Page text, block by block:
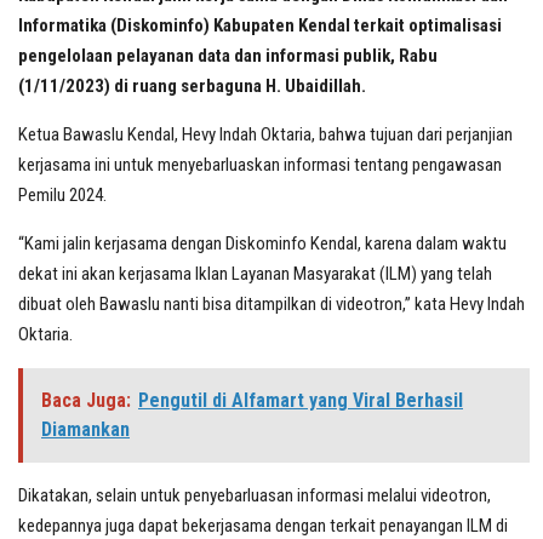
Informatika (Diskominfo) Kabupaten Kendal terkait optimalisasi
pengelolaan pelayanan data dan informasi publik, Rabu
(1/11/2023) di ruang serbaguna H. Ubaidillah.
Ketua Bawaslu Kendal, Hevy Indah Oktaria, bahwa tujuan dari perjanjian
kerjasama ini untuk menyebarluaskan informasi tentang pengawasan
Pemilu 2024.
“Kami jalin kerjasama dengan Diskominfo Kendal, karena dalam waktu
dekat ini akan kerjasama Iklan Layanan Masyarakat (ILM) yang telah
dibuat oleh Bawaslu nanti bisa ditampilkan di videotron,” kata Hevy Indah
Oktaria.
Baca Juga: Pengutil di Alfamart yang Viral Berhasil
Diamankan
Dikatakan, selain untuk penyebarluasan informasi melalui videotron,
kedepannya juga dapat bekerjasama dengan terkait penayangan ILM di